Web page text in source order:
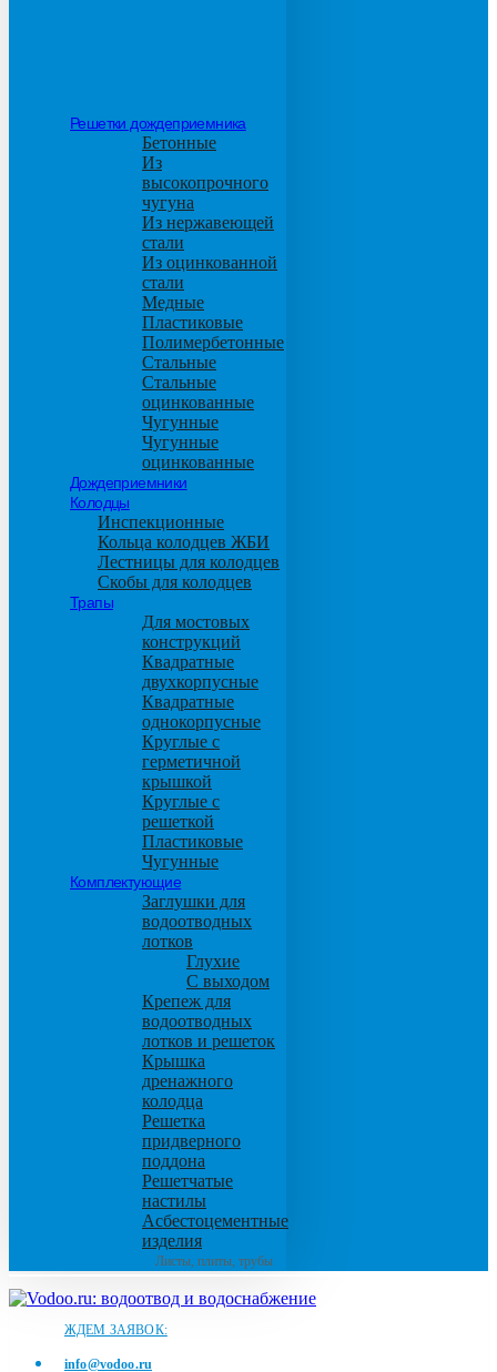
Решетки дождеприемника
Бетонные
Из
высокопрочного
чугуна
Из нержавеющей
стали
Из оцинкованной
стали
Медные
Пластиковые
Полимербетонные
Стальные
Стальные
оцинкованные
Чугунные
Чугунные
оцинкованные
Дождеприемники
Колодцы
Инспекционные
Кольца колодцев ЖБИ
Лестницы для колодцев
Скобы для колодцев
Трапы
Для мостовых
конструкций
Квадратные
двухкорпусные
Квадратные
однокорпусные
Круглые с
герметичной
крышкой
Круглые с
решеткой
Пластиковые
Чугунные
Комплектующие
Заглушки для
водоотводных
лотков
Глухие
С выходом
Крепеж для
водоотводных
лотков и решеток
Крышка
дренажного
колодца
Решетка
придверного
поддона
Решетчатые
настилы
Асбестоцементные
изделия
Листы, плиты, трубы
ЖДЕМ ЗАЯВОК:
info@vodoo.ru